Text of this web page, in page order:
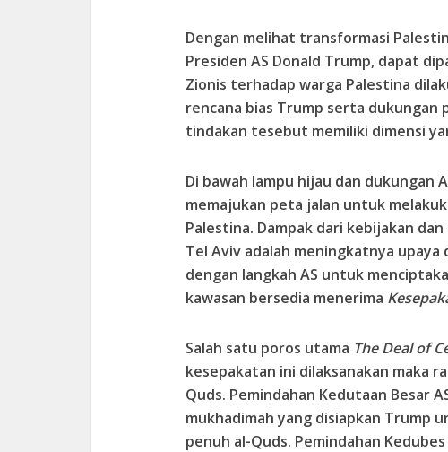
Dengan melihat transformasi
Presiden AS Donald Trump, dapat
Zionis terhadap warga Palestina
rencana bias Trump serta dukungan
tindakan tesebut memiliki dimensi
Di bawah lampu hijau dan dukungan
memajukan peta jalan untuk
Palestina. Dampak dari kebijakan
Tel Aviv adalah meningkatnya upaya
dengan langkah AS untuk
kawasan bersedia menerima
Salah satu poros utama The Deal of
kesepakatan ini dilaksanakan maka
Quds. Pemindahan Kedutaan Besar
mukhadimah yang disiapkan Trump
penuh al-Quds. Pemindahan